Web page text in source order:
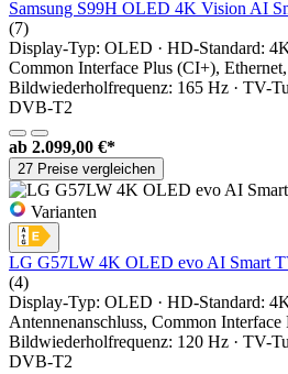
Samsung S99H OLED 4K Vision AI
(7)
Display-Typ: OLED · HD-Standard:
Common Interface Plus (CI+),
Bildwiederholfrequenz: 165 Hz · TV-
DVB-T2
ab 2.099,00 €*
27 Preise vergleichen
Varianten
LG G57LW 4K OLED evo AI Smart
(4)
Display-Typ: OLED · HD-Standard:
Antennenanschluss, Common
Bildwiederholfrequenz: 120 Hz · TV-
DVB-T2